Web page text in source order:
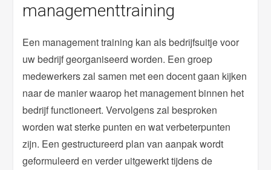
managementtraining
Een management training kan als bedrijfsuitje voor
uw bedrijf georganiseerd worden. Een groep
medewerkers zal samen met een docent gaan kijken
naar de manier waarop het management binnen het
bedrijf functioneert. Vervolgens zal besproken
worden wat sterke punten en wat verbeterpunten
zijn. Een gestructureerd plan van aanpak wordt
geformuleerd en verder uitgewerkt tijdens de